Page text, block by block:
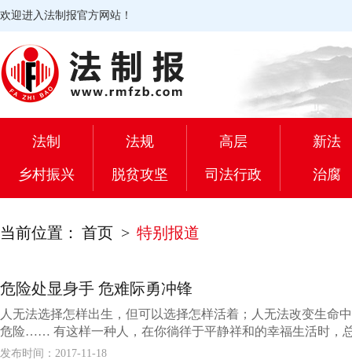
欢迎进入法制报官方网站！
法制 法规 高层 新法
乡村振兴 脱贫攻坚 司法行政 治腐
当前位置： 首页 > 特别报道
危险处显身手 危难际勇冲锋
人无法选择怎样出生，但可以选择怎样活着；人无法改变生命
危险…… 有这样一种人，在你徜徉于平静祥和的幸福生活时，
发布时间：2017-11-18